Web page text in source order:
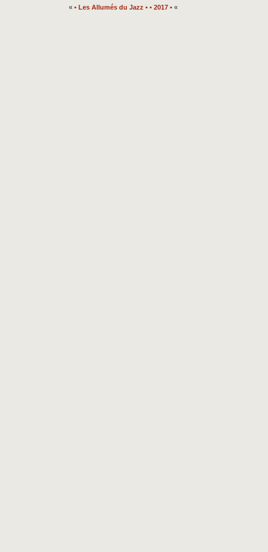
« • Les Allumés du Jazz • • 2017 • «